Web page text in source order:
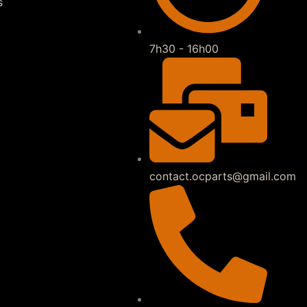
7h30 - 16h00
contact.ocparts@gmail.com